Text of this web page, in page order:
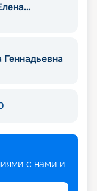
с нами и